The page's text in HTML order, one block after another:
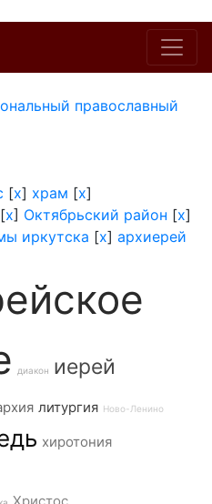
православный
[x] храм [x]
[x] Октябрьский район [x]
иркутска [x] архиерей
диакон иерей
литургия Ново-Ленино
хиротония